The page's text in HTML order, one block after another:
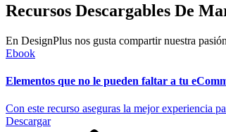
Recursos Descargables De
En DesignPlus nos gusta compartir nuestra
Ebook
Elementos que no le pueden faltar a tu
Con este recurso aseguras la mejor experiencia
Descargar